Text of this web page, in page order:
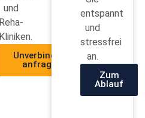
und
Reha-
Kliniken.
Unverbindlich
anfragen
entspannt
und
stressfrei
an.
Zum
Ablauf